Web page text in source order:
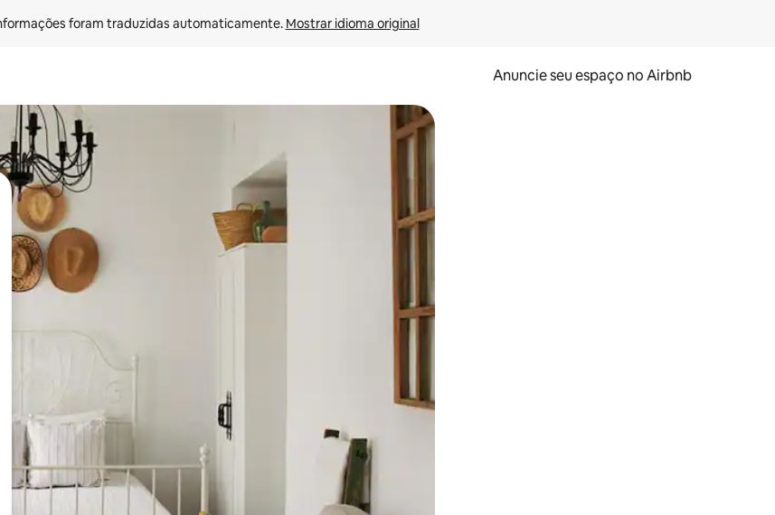
foram traduzidas automaticamente. Mostrar idioma original
Anuncie seu espaço no Airbnb
as seta para cima e para baixo do teclado ou tocando e deslizando o dedo na tela.